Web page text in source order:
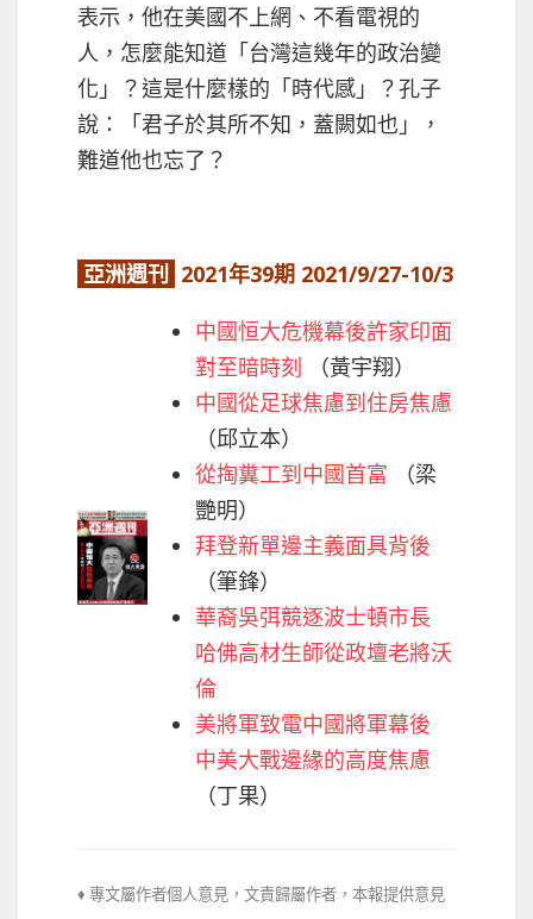
表示，他在美國不上網、不看電視的
人，怎麼能知道「台灣這幾年的政治變
化」？這是什麼樣的「時代感」？孔子
說：「君子於其所不知，蓋闕如也」，
難道他也忘了？
亞洲週刊
2021年39期 2021/9/27-10/3
中國恒大危機幕後許家印面
對至暗時刻 （黃宇翔）
中國從足球焦慮到住房焦慮
（邱立本）
從掏糞工到中國首富 （梁
艷明）
拜登新單邊主義面具背後
（筆鋒）
華裔吳弭競逐波士頓市長
哈佛高材生師從政壇老將沃
倫
美將軍致電中國將軍幕後
中美大戰邊緣的高度焦慮
（丁果）
♦ 專文屬作者個人意見，文責歸屬作者，本報提供意見